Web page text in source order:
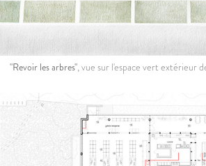
"Revoir les arbres", vue sur l'espace vert extérieur